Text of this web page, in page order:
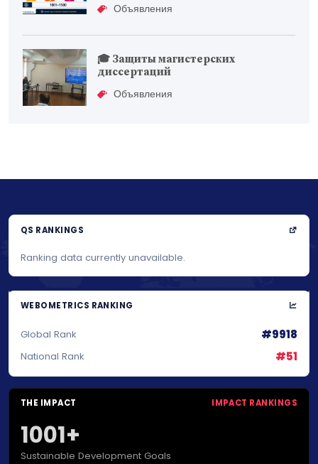
Объявления
🎓 Защиты магистерских
диссертаций
Объявления
QS RANKINGS
Ranking data currently unavailable.
WEBOMETRICS RANKING
Global Rank #9918
National Rank #51
THE IMPACT IMPACT RANKINGS
1001+
Sustainable Development Goals